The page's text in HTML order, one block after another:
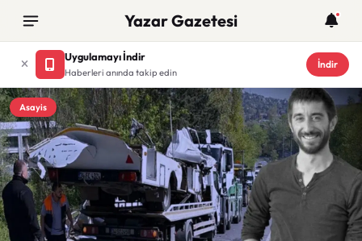
Yazar Gazetesi
Uygulamayı İndir
Haberleri anında takip edin
İndir
Asayis